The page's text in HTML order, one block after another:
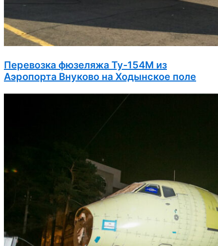
Перевозка фюзеляжа Ту-154М из
Аэропорта Внуково на Ходынское поле